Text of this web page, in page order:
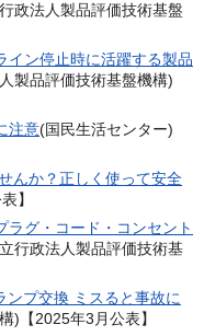
政法人製品評価技術基盤
イン停止時に活躍する製品
製品評価技術基盤機構)
注意(国民生活センター)
んか？正しく使って安全
】
グ・コード・コンセント
行政法人製品評価技術基
ンプ交換 ミスると事故に
)【2025年3月公表】